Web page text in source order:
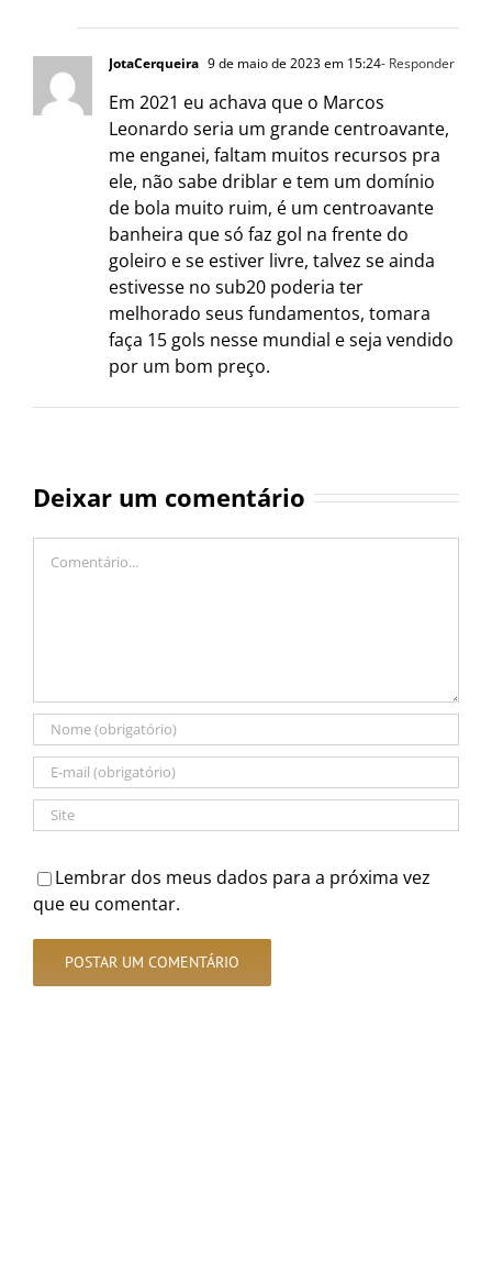
JotaCerqueira 9 de maio de 2023 em 15:24- Responder
Em 2021 eu achava que o Marcos
Leonardo seria um grande centroavante,
me enganei, faltam muitos recursos pra
ele, não sabe driblar e tem um domínio
de bola muito ruim, é um centroavante
banheira que só faz gol na frente do
goleiro e se estiver livre, talvez se ainda
estivesse no sub20 poderia ter
melhorado seus fundamentos, tomara
faça 15 gols nesse mundial e seja vendido
por um bom preço.
Deixar um comentário
Lembrar dos meus dados para a próxima vez
que eu comentar.